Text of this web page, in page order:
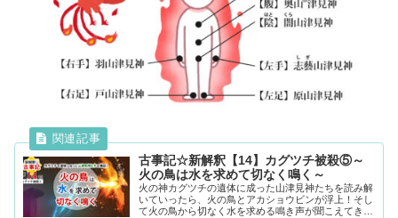
古事記☆新解釈【14】カグツチ被殺⑤～
火の鳥は水を求めて切なく鳴く～
火の神カグツチの遺体に成った山津見神たちを読み解
いていったら、火の鳥とアカショウビンが浮上！そし
て火の鳥から切なく水を求める鳴き声が聞こえてき